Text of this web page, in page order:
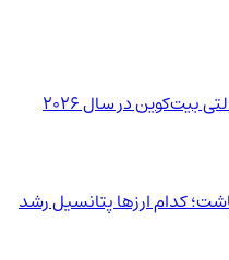
در سال 2026
کدام ارزها پتانسیل رشد